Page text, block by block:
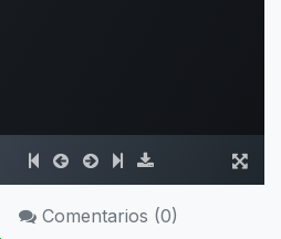
Comentarios (0)